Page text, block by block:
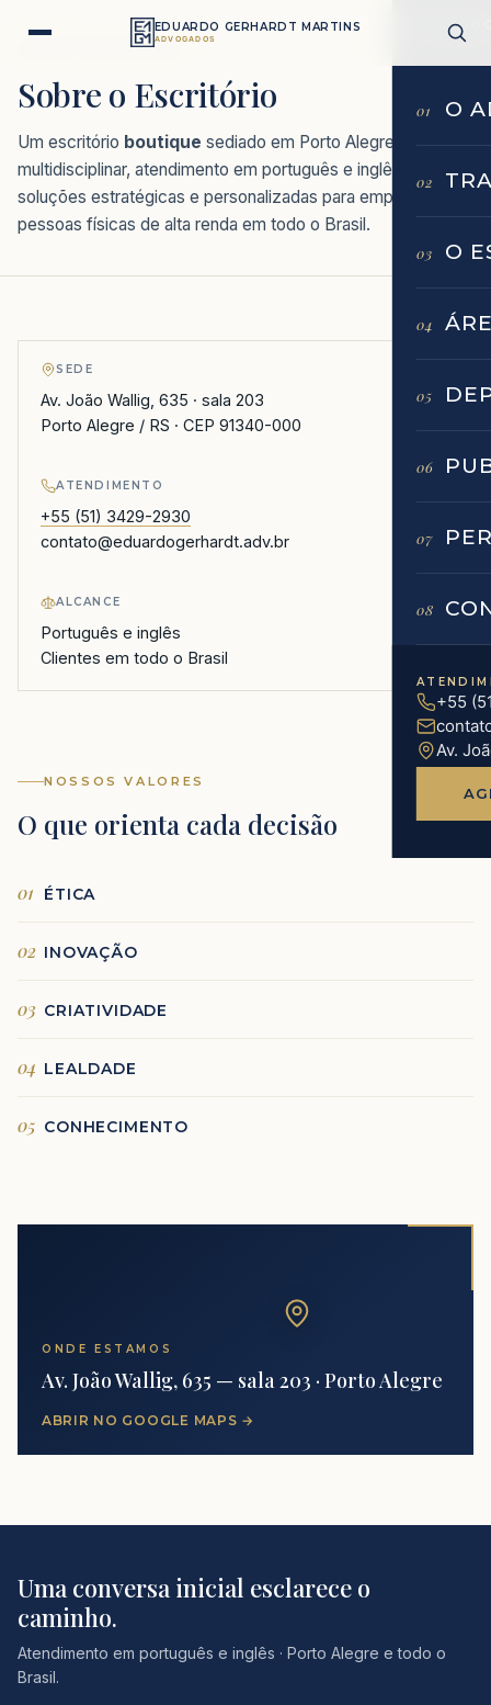
EDUARDO GERHARDT MARTINS
ADVOGADOS
01 O
02
03 O
04
05
06
07
08
+55
Av.
O ESCRITÓRIO
Sobre o Escritório
Um escritório boutique sediado em Porto Alegre: equipe
multidisciplinar, atendimento em português e inglês, e
soluções estratégicas e personalizadas para empresas e
pessoas físicas de alta renda em todo o Brasil.
SEDE
Av. João Wallig, 635 · sala 203
Porto Alegre / RS · CEP 91340-000
ATENDIMENTO
+55 (51) 3429-2930
contato@eduardogerhardt.adv.br
ALCANCE
Português e inglês
Clientes em todo o Brasil
NOSSOS VALORES
O que orienta cada decisão
01 ÉTICA
02 INOVAÇÃO
03 CRIATIVIDADE
04 LEALDADE
05 CONHECIMENTO
ONDE ESTAMOS
Av. João Wallig, 635 — sala 203 · Porto Alegre
ABRIR NO GOOGLE MAPS →
Uma conversa inicial esclarece o
caminho.
Atendimento em português e inglês · Porto Alegre e todo o
Brasil.